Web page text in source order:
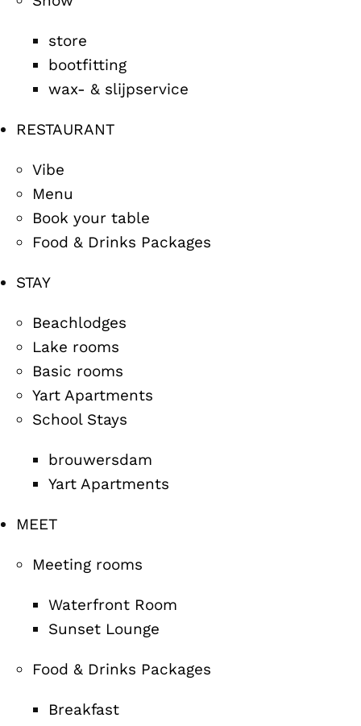
store
bootfitting
wax- & slijpservice
RESTAURANT
Vibe
Menu
Book your table
Food & Drinks Packages
STAY
Beachlodges
Lake rooms
Basic rooms
Yart Apartments
School Stays
brouwersdam
Yart Apartments
MEET
Meeting rooms
Waterfront Room
Sunset Lounge
Food & Drinks Packages
Breakfast